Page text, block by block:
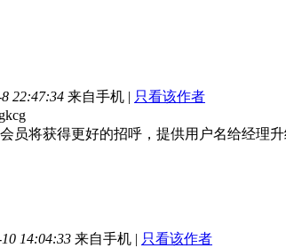
22:47:34 来自手机 | 只看该作者
员将获得更好的招呼，提供用户名给经理
14:04:33 来自手机 | 只看该作者